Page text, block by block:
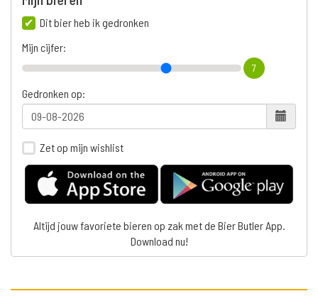
Dit bier heb ik gedronken
Mijn cijfer:
7
Gedronken op:
Zet op mijn wishlist
Altijd jouw favoriete bieren op zak met de Bier Butler App.
Download nu!